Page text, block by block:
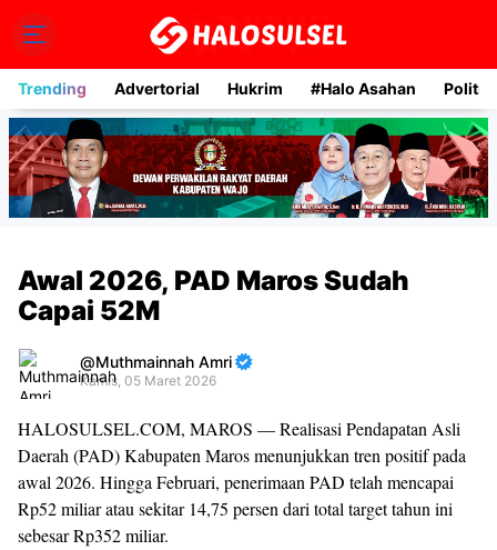
Trending Advertorial Hukrim #Halo Asahan Politik
Awal 2026, PAD Maros Sudah
Capai 52M
Muthmainnah Amri
Kamis, 05 Maret 2026
Premium
By
Raushan
Design
With
Shroff
HALOSULSEL.COM, MAROS — Realisasi Pendapatan Asli
Daerah (PAD) Kabupaten Maros menunjukkan tren positif pada
awal 2026. Hingga Februari, penerimaan PAD telah mencapai
Rp52 miliar atau sekitar 14,75 persen dari total target tahun ini
sebesar Rp352 miliar.